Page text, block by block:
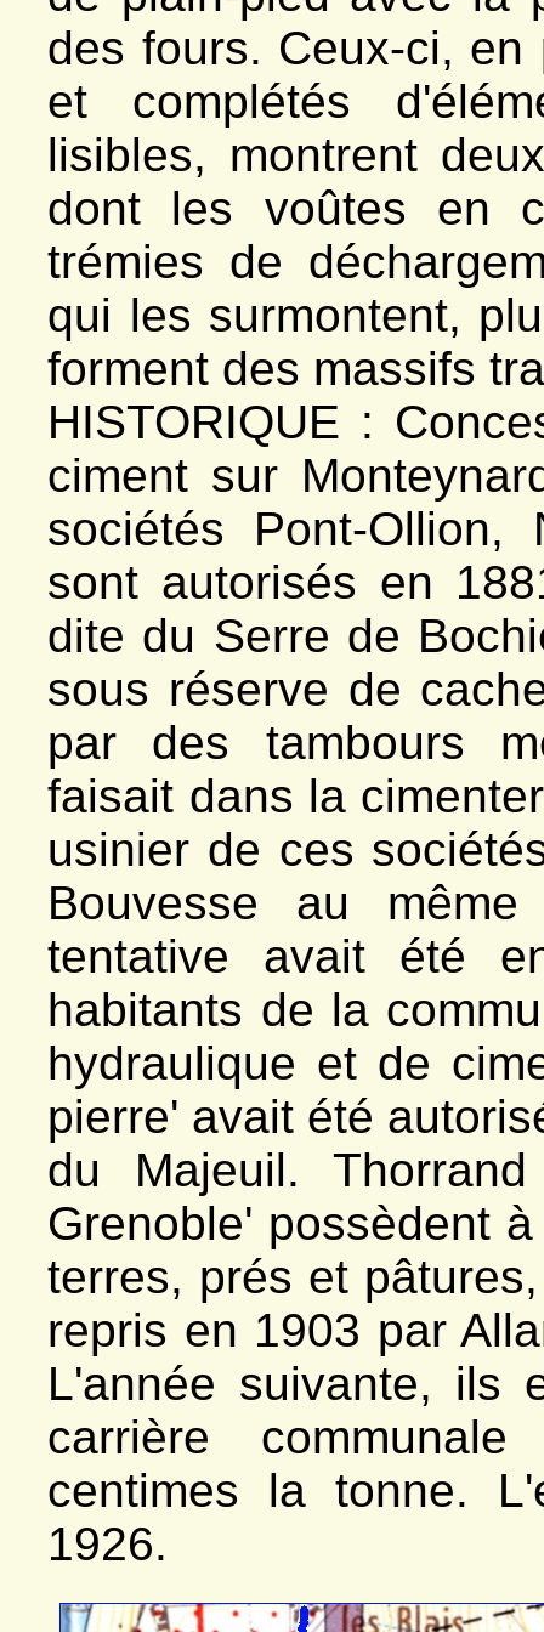
*Le vallon
- Venosc
* Vallon de la Muzelle
- Villard-Saint-Christophe
* Ciment, carrière
*Chinarde, carrière
* Fontaine du Fayet
des fours. Ceux-ci,
et complétés
lisibles, montrent
dont les voûtes en
trémies de
qui les surmontent,
forment des massifs
HISTORIQUE :
ciment sur
sociétés Pont-
sont autorisés en
dite du Serre de
sous réserve de
par des tambours
faisait dans la
usinier de ces
Bouvesse au
tentative avait été
habitants de la
hydraulique et de
pierre' avait été
du Majeuil.
Grenoble' possèdent
terres, prés et
repris en 1903 par
L'année suivante, ils
carrière
centimes la tonne.
1926.